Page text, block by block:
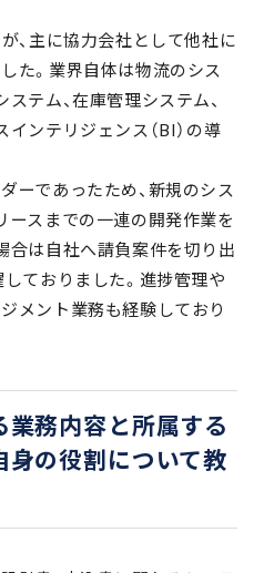
、主に協力会社として他社に
た。業界自体は物流のシス
テム、在庫管理システム、
ンテリジェンス（BI）の導
ーであったため、新規のシス
ースまでの一連の開発作業を
合は自社へ請負案件を切り出
ておりました。進捗管理や
メント業務も経験しており
務内容と所属する
の役割について教